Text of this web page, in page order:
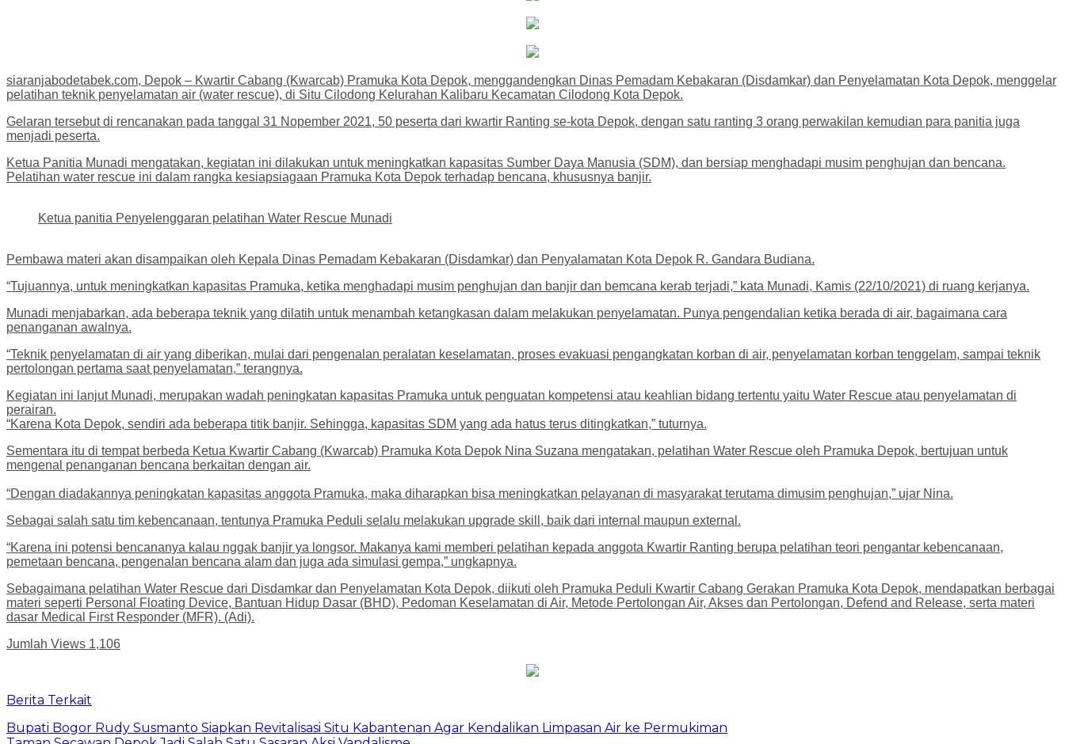
siaranjabodetabek.com, Depok – Kwartir Cabang (Kwarcab) Pramuka Kota Depok, menggandengkan Dinas Pemadam Kebakaran (Disdamkar) dan Penyelamatan Kota Depok, menggelar
pelatihan teknik penyelamatan air (water rescue), di Situ Cilodong Kelurahan Kalibaru Kecamatan Cilodong Kota Depok.
Gelaran tersebut di rencanakan pada tanggal 31 Nopember 2021, 50 peserta dari kwartir Ranting se-kota Depok, dengan satu ranting 3 orang perwakilan kemudian para panitia juga
menjadi peserta.
Ketua Panitia Munadi mengatakan, kegiatan ini dilakukan untuk meningkatkan kapasitas Sumber Daya Manusia (SDM), dan bersiap menghadapi musim penghujan dan bencana.
Pelatihan water rescue ini dalam rangka kesiapsiagaan Pramuka Kota Depok terhadap bencana, khususnya banjir.
Ketua panitia Penyelenggaran pelatihan Water Rescue Munadi
Pembawa materi akan disampaikan oleh Kepala Dinas Pemadam Kebakaran (Disdamkar) dan Penyalamatan Kota Depok R. Gandara Budiana.
“Tujuannya, untuk meningkatkan kapasitas Pramuka, ketika menghadapi musim penghujan dan banjir dan bemcana kerab terjadi,” kata Munadi, Kamis (22/10/2021) di ruang kerjanya.
Munadi menjabarkan, ada beberapa teknik yang dilatih untuk menambah ketangkasan dalam melakukan penyelamatan. Punya pengendalian ketika berada di air, bagaimana cara
penanganan awalnya.
“Teknik penyelamatan di air yang diberikan, mulai dari pengenalan peralatan keselamatan, proses evakuasi pengangkatan korban di air, penyelamatan korban tenggelam, sampai teknik
pertolongan pertama saat penyelamatan,” terangnya.
Kegiatan ini lanjut Munadi, merupakan wadah peningkatan kapasitas Pramuka untuk penguatan kompetensi atau keahlian bidang tertentu yaitu Water Rescue atau penyelamatan di
perairan.
“Karena Kota Depok, sendiri ada beberapa titik banjir. Sehingga, kapasitas SDM yang ada hatus terus ditingkatkan,” tuturnya.
Sementara itu di tempat berbeda Ketua Kwartir Cabang (Kwarcab) Pramuka Kota Depok Nina Suzana mengatakan, pelatihan Water Rescue oleh Pramuka Depok, bertujuan untuk
mengenal penanganan bencana berkaitan dengan air.
“Dengan diadakannya peningkatan kapasitas anggota Pramuka, maka diharapkan bisa meningkatkan pelayanan di masyarakat terutama dimusim penghujan,” ujar Nina.
Sebagai salah satu tim kebencanaan, tentunya Pramuka Peduli selalu melakukan upgrade skill, baik dari internal maupun external.
“Karena ini potensi bencananya kalau nggak banjir ya longsor. Makanya kami memberi pelatihan kepada anggota Kwartir Ranting berupa pelatihan teori pengantar kebencanaan,
pemetaan bencana, pengenalan bencana alam dan juga ada simulasi gempa,” ungkapnya.
Sebagaimana pelatihan Water Rescue dari Disdamkar dan Penyelamatan Kota Depok, diikuti oleh Pramuka Peduli Kwartir Cabang Gerakan Pramuka Kota Depok, mendapatkan berbagai
materi seperti Personal Floating Device, Bantuan Hidup Dasar (BHD), Pedoman Keselamatan di Air, Metode Pertolongan Air, Akses dan Pertolongan, Defend and Release, serta materi
dasar Medical First Responder (MFR). (Adi).
Jumlah Views 1,106
Berita Terkait
Bupati Bogor Rudy Susmanto Siapkan Revitalisasi Situ Kabantenan Agar Kendalikan Limpasan Air ke Permukiman